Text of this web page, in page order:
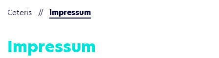
Ceteris Impressum
Impressum